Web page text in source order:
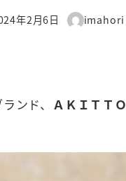
年2月6日
著
imahori
ンド、 ＡＫＩＴＴ